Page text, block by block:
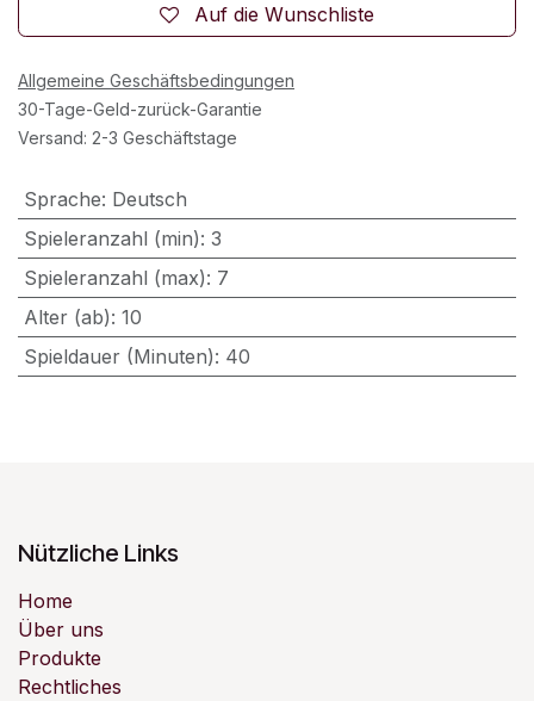
Auf die Wunschliste
Allgemeine Geschäftsbedingungen
30-Tage-Geld-zurück-Garantie
Versand: 2-3 Geschäftstage
Sprache: Deutsch
Spieleranzahl (min): 3
Spieleranzahl (max): 7
Alter (ab): 10
Spieldauer (Minuten): 40
Nützliche Links
Home
Über uns
Produkte
Rechtliches